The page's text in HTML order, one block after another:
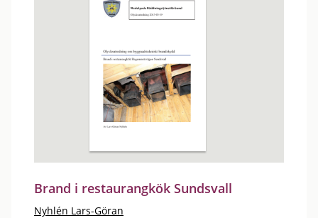
Brand i restaurangkök Sundsvall
Nyhlén Lars-Göran